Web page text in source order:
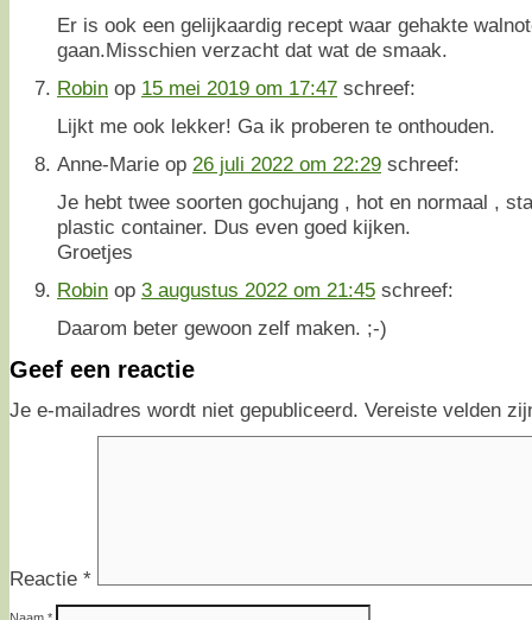
Er is ook een gelijkaardig recept waar gehakte
gaan.Misschien verzacht dat wat de smaak.
Robin op 15 mei 2019 om 17:47 schreef:
Lijkt me ook lekker! Ga ik proberen te onthouden.
Anne-Marie op 26 juli 2022 om 22:29 schreef:
Je hebt twee soorten gochujang , hot en normaal ,
plastic container. Dus even goed kijken.
Groetjes
Robin op 3 augustus 2022 om 21:45 schreef:
Daarom beter gewoon zelf maken. ;-)
Geef een reactie
Je e-mailadres wordt niet gepubliceerd. Vereiste velden
Reactie *